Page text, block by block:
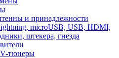
и принадлежности
microUSB, USB, HDMI,
штекера, гнезда
тюнеры